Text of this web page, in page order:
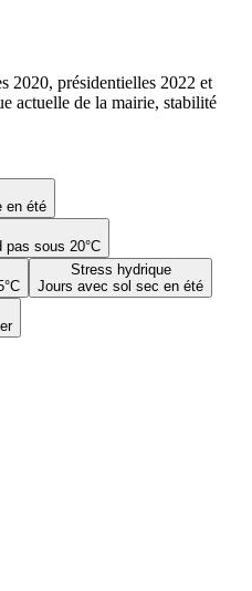
en été
pas sous 20°C
Stress hydrique
Jours avec sol sec en été
2020, présidentielles 2022 et
actuelle de la mairie, stabilité